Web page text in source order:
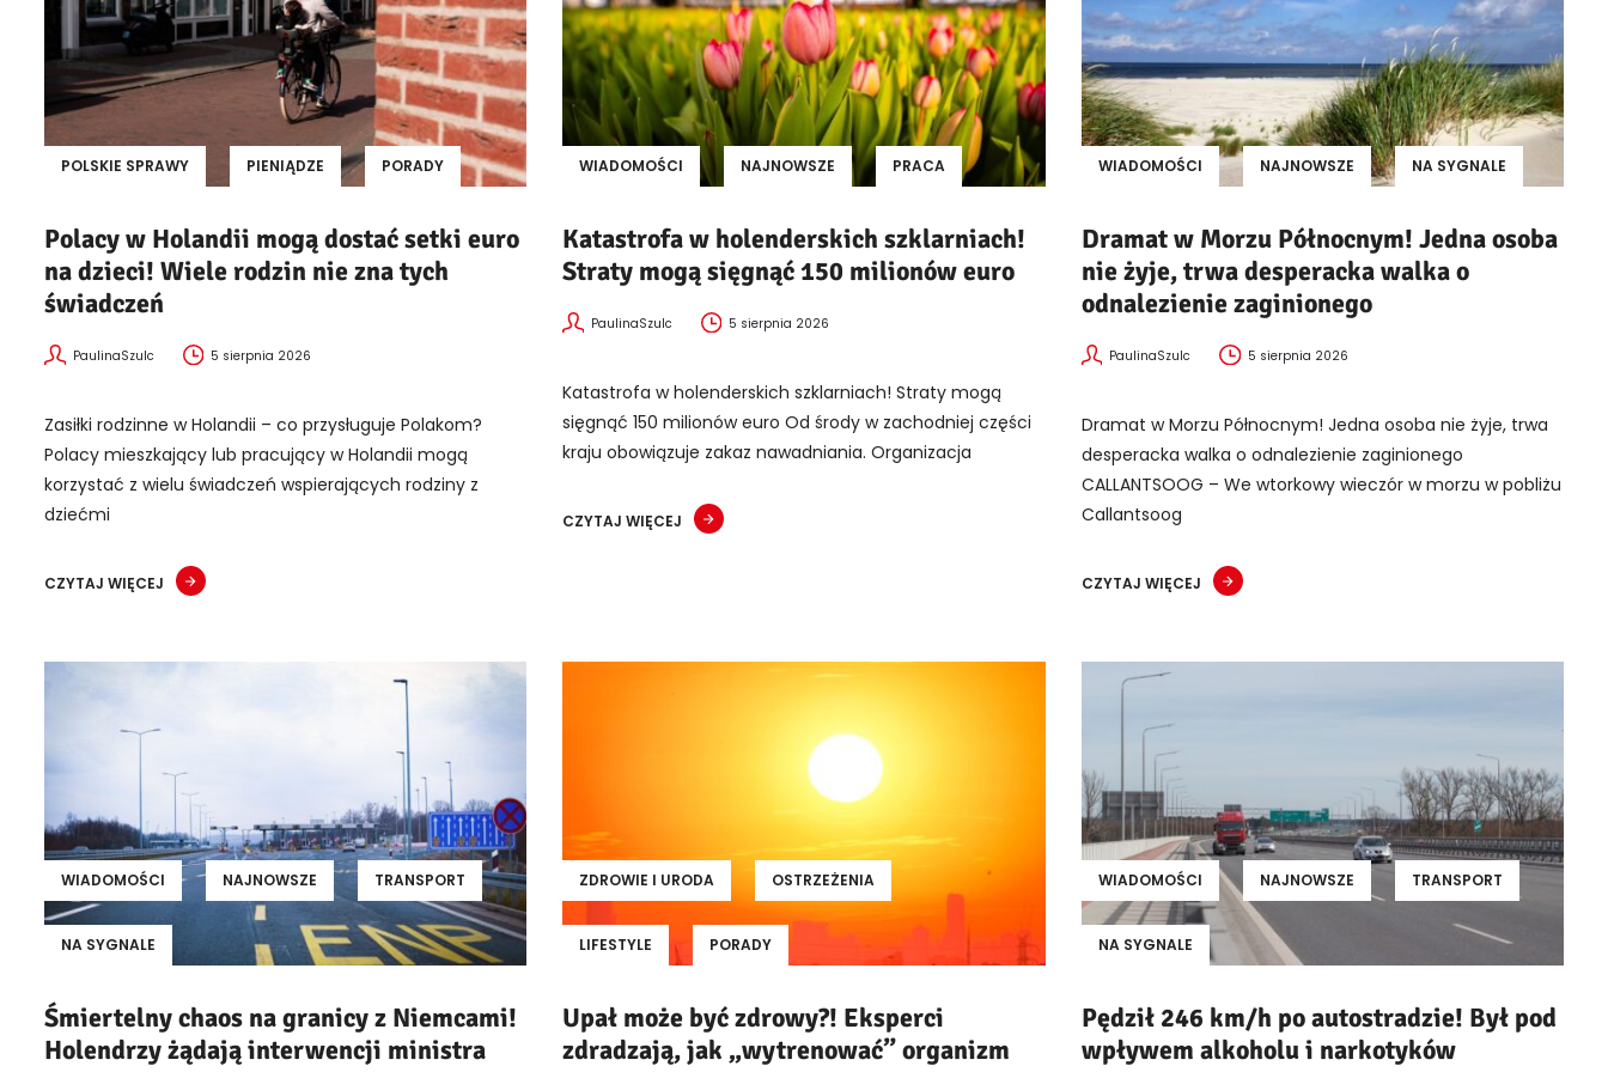
POLSKIE SPRAWY PIENIĄDZE PORADY
Polacy w Holandii mogą dostać setki euro
na dzieci! Wiele rodzin nie zna tych
świadczeń
PaulinaSzulc 5 sierpnia 2026
Zasiłki rodzinne w Holandii – co przysługuje Polakom?
Polacy mieszkający lub pracujący w Holandii mogą
korzystać z wielu świadczeń wspierających rodziny z
dziećmi
CZYTAJ WIĘCEJ
WIADOMOŚCI NAJNOWSZE PRACA
Katastrofa w holenderskich szklarniach!
Straty mogą sięgnąć 150 milionów euro
PaulinaSzulc 5 sierpnia 2026
Katastrofa w holenderskich szklarniach! Straty mogą
sięgnąć 150 milionów euro Od środy w zachodniej części
kraju obowiązuje zakaz nawadniania. Organizacja
CZYTAJ WIĘCEJ
WIADOMOŚCI NAJNOWSZE NA SYGNALE
Dramat w Morzu Północnym! Jedna osoba
nie żyje, trwa desperacka walka o
odnalezienie zaginionego
PaulinaSzulc 5 sierpnia 2026
Dramat w Morzu Północnym! Jedna osoba nie żyje, trwa
desperacka walka o odnalezienie zaginionego
CALLANTSOOG – We wtorkowy wieczór w morzu w pobliżu
Callantsoog
CZYTAJ WIĘCEJ
WIADOMOŚCI NAJNOWSZE TRANSPORT
NA SYGNALE
Śmiertelny chaos na granicy z Niemcami!
Holendrzy żądają interwencji ministra
ZDROWIE I URODA OSTRZEŻENIA
LIFESTYLE PORADY
Upał może być zdrowy?! Eksperci
zdradzają, jak „wytrenować” organizm
WIADOMOŚCI NAJNOWSZE TRANSPORT
NA SYGNALE
Pędził 246 km/h po autostradzie! Był pod
wpływem alkoholu i narkotyków